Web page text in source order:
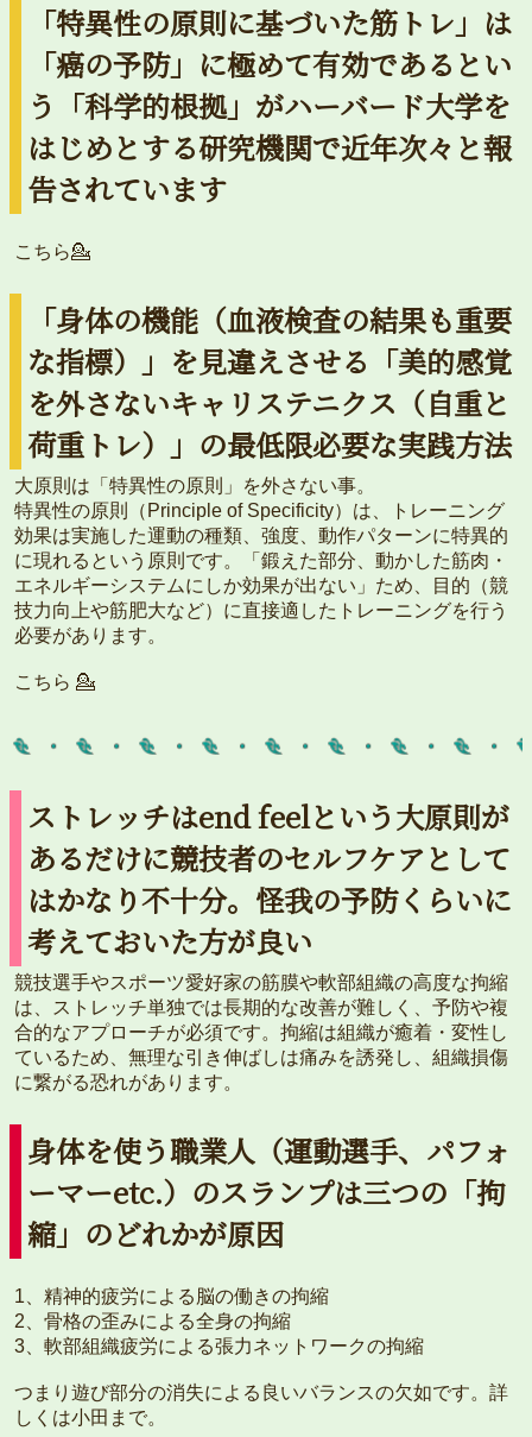
「特異性の原則に基づいた筋トレ」は
「癌の予防」に極めて有効であるとい
う「科学的根拠」がハーバード大学を
はじめとする研究機関で近年次々と報
告されています
こちら💁
「身体の機能（血液検査の結果も重要
な指標）」を見違えさせる「美的感覚
を外さないキャリステニクス（自重と
荷重トレ）」の最低限必要な実践方法
大原則は「特異性の原則」を外さない事。
特異性の原則（Principle of Specificity）は、トレーニング
効果は実施した運動の種類、強度、動作パターンに特異的
に現れるという原則です。「鍛えた部分、動かした筋肉・
エネルギーシステムにしか効果が出ない」ため、目的（競
技力向上や筋肥大など）に直接適したトレーニングを行う
必要があります。
こちら 💁
ストレッチはend feelという大原則が
あるだけに競技者のセルフケアとして
はかなり不十分。怪我の予防くらいに
考えておいた方が良い
競技選手やスポーツ愛好家の筋膜や軟部組織の高度な拘縮
は、ストレッチ単独では長期的な改善が難しく、予防や複
合的なアプローチが必須です。拘縮は組織が癒着・変性し
ているため、無理な引き伸ばしは痛みを誘発し、組織損傷
に繋がる恐れがあります。
身体を使う職業人（運動選手、パフォ
ーマーetc.）のスランプは三つの「拘
縮」のどれかが原因
1、精神的疲労による脳の働きの拘縮
2、骨格の歪みによる全身の拘縮
3、軟部組織疲労による張力ネットワークの拘縮
つまり遊び部分の消失による良いバランスの欠如です。詳
しくは小田まで。